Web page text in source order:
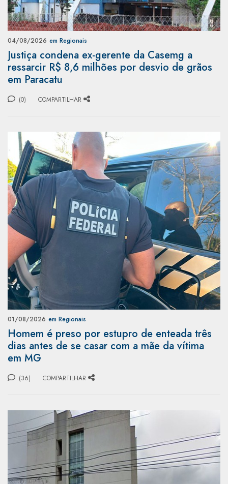
04/08/2026 em Regionais
Justiça condena ex-gerente da Casemg a
ressarcir R$ 8,6 milhões por desvio de grãos
em Paracatu
(0) COMPARTILHAR
01/08/2026 em Regionais
Homem é preso por estupro de enteada três
dias antes de se casar com a mãe da vítima
em MG
(36) COMPARTILHAR